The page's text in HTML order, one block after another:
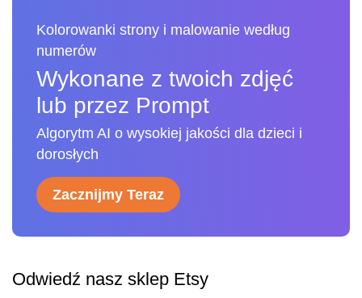
Kolorowanki strony i malowanie według
numerów
Wykonane z twoich zdjęć
lub przez Prompt
Algorytm AI o wysokiej jakości dla dzieci i
dorosłych
Zacznijmy Teraz
Odwiedź nasz sklep Etsy